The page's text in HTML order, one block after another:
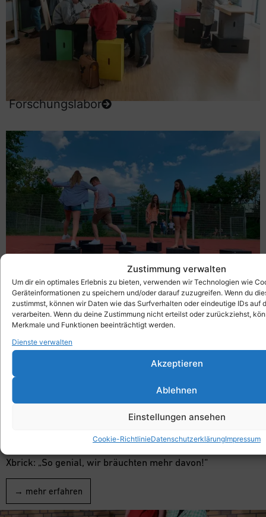
Zustimmung verwalten
Um dir ein optimales Erlebnis zu bieten, verwenden wir Technologien wie
Geräteinformationen zu speichern und/oder darauf zuzugreifen. Wenn du
zustimmst, können wir Daten wie das Surfverhalten oder eindeutige IDs auf
verarbeiten. Wenn du deine Zustimmung nicht erteilst oder zurückziehst,
Merkmale und Funktionen beeinträchtigt werden.
Dienste verwalten
Akzeptieren
Ablehnen
Einstellungen ansehen
Cookie-RichtlinieDatenschutzerklärungImpressum
Forschungslabor
Bewegungsspiele
Die Theater-AG am Schickhardt Gymnasium in
Traditionelle Bühnenbilder und Oldschool-Kulissen
werden in der Theaterpädagogik zunehmend von
spontane Spielen abgelöst. Fazit nach der 2. Spielzeit mit
Xbrick: „So genial, wir bräuchten mehr davon!“
→ mehr erfahren